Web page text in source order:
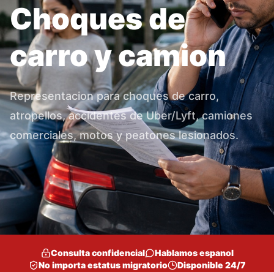
Choques de
carro y camion
Representacion para choques de carro,
atropellos, accidentes de Uber/Lyft, camiones
comerciales, motos y peatones lesionados.
Consulta confidencial
Hablamos espanol
No importa estatus migratorio
Disponible 24/7